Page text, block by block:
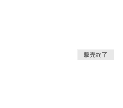
販売終了